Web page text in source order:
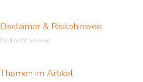
Disclaimer & Risikohinweis
Feld nicht bekannt
Themen im Artikel